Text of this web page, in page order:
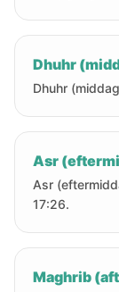
Dhuhr
Dhuhr
Asr
Asr
17:26.
Maghrib